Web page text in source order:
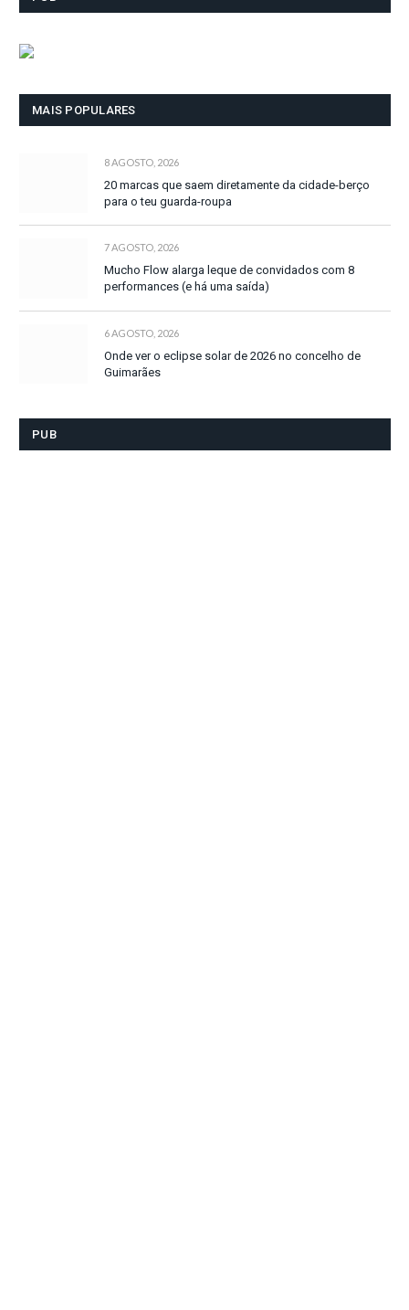
MAIS POPULARES
8 AGOSTO, 2026
20 marcas que saem diretamente da cidade-berço
para o teu guarda-roupa
7 AGOSTO, 2026
Mucho Flow alarga leque de convidados com 8
performances (e há uma saída)
6 AGOSTO, 2026
Onde ver o eclipse solar de 2026 no concelho de
Guimarães
PUB